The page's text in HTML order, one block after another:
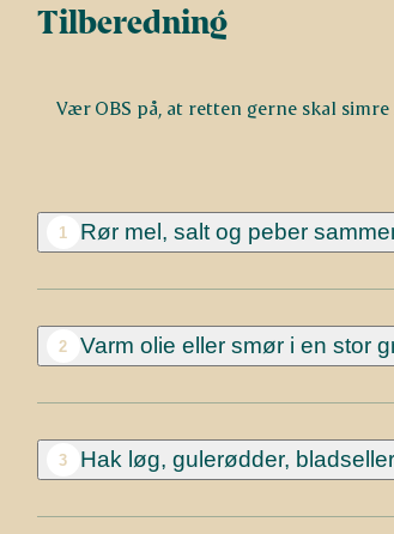
Tilberedning
Vær OBS på, at retten gerne skal simre
1 Rør mel, salt og peber
2 Varm olie eller smør i en stor
3 Hak løg, gulerødder,